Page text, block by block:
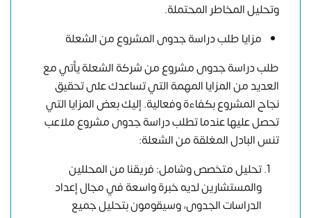
وتحليل المخاطر المحتملة.
مزايا طلب دراسة جدوى المشروع من الشعلة
طلب دراسة جدوى مشروع من شركة الشعلة يأتي مع
العديد من المزايا المهمة التي تساعدك على تحقيق
نجاح المشروع بكفاءة وفعالية. إليك بعض المزايا التي
تحصل عليها عندما تطلب دراسة جدوى مشروع ملاعب
تنس البادل المغلقة من الشعلة:
تحليل متخصص وشامل: فريقنا من المحللين
والمستشارين لديه خبرة واسعة في مجال إعداد
الدراسات الجدوى، وسيقومون بتحليل جميع